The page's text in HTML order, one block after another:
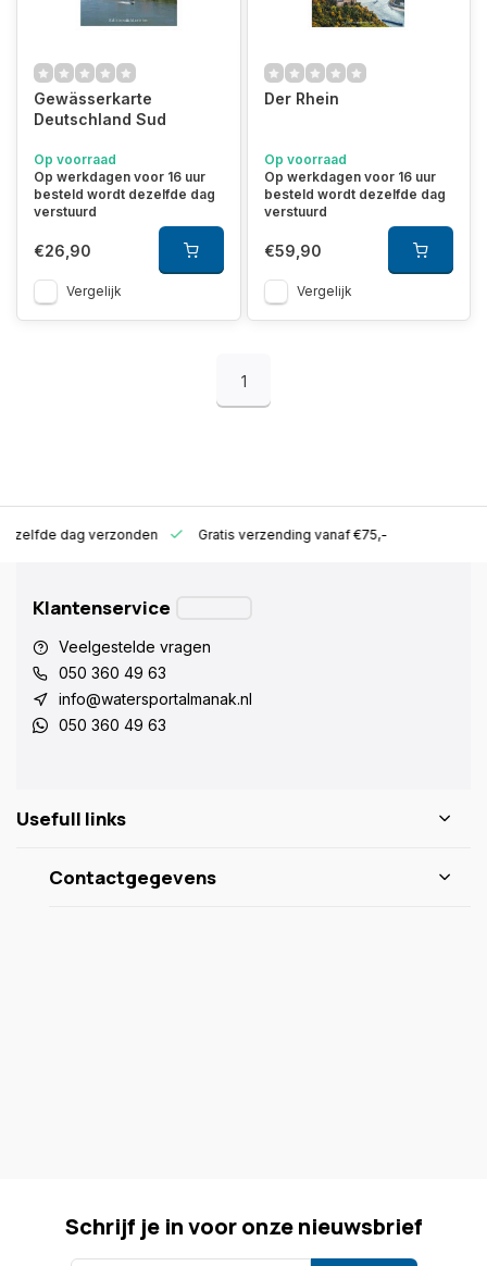
Gewässerkarte
Deutschland Sud
Op voorraad
Op werkdagen voor 16 uur
besteld wordt dezelfde dag
verstuurd
€26,90
Vergelijk
Der Rhein
Op voorraad
Op werkdagen voor 16 uur
besteld wordt dezelfde dag
verstuurd
€59,90
Vergelijk
1
zelfde dag verzonden Gratis verzending vanaf €75,-
Klantenservice
Veelgestelde vragen
050 360 49 63
info@watersportalmanak.nl
050 360 49 63
Usefull links
Contactgegevens
Schrijf je in voor onze nieuwsbrief